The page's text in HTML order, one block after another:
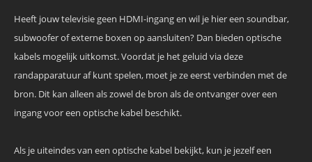
Heeft jouw televisie geen HDMI-ingang en wil je hier een soundbar,
subwoofer of externe boxen op aansluiten? Dan bieden optische
kabels mogelijk uitkomst. Voordat je het geluid via deze
randapparatuur af kunt spelen, moet je ze eerst verbinden met de
bron. Dit kan alleen als zowel de bron als de ontvanger over een
ingang voor een optische kabel beschikt.
Als je uiteindes van een optische kabel bekijkt, kun je jezelf een